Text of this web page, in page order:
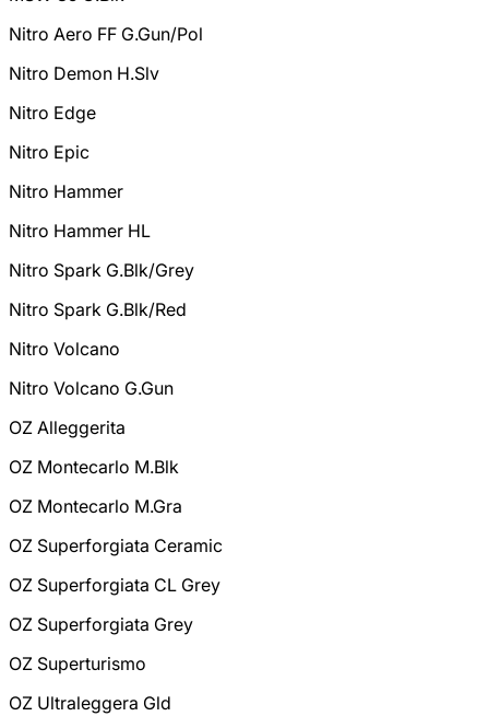
Nitro Aero FF G.Gun/Pol
Nitro Demon H.Slv
Nitro Edge
Nitro Epic
Nitro Hammer
Nitro Hammer HL
Nitro Spark G.Blk/Grey
Nitro Spark G.Blk/Red
Nitro Volcano
Nitro Volcano G.Gun
OZ Alleggerita
OZ Montecarlo M.Blk
OZ Montecarlo M.Gra
OZ Superforgiata Ceramic
OZ Superforgiata CL Grey
OZ Superforgiata Grey
OZ Superturismo
OZ Ultraleggera Gld